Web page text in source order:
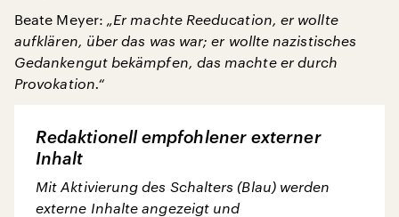
Beate Meyer: „Er machte Reeducation, er wollte
aufklären, über das was war; er wollte nazistisches
Gedankengut bekämpfen, das machte er durch
Provokation.“
Redaktionell empfohlener externer
Inhalt
Mit Aktivierung des Schalters (Blau) werden
externe Inhalte angezeigt und